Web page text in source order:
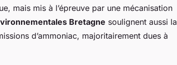
mais mis à l’épreuve par une mécanisation
Bretagne soulignent aussi la
d’ammoniac, majoritairement dues à